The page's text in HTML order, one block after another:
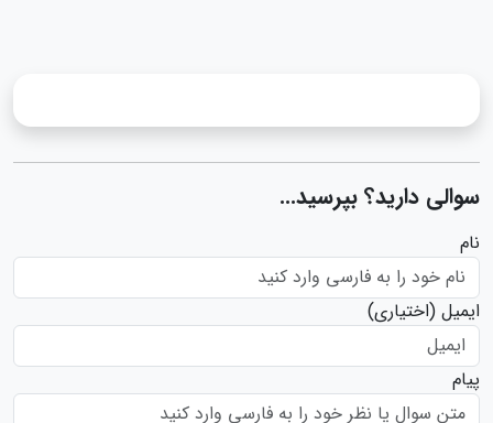
سوالی دارید؟ بپرسید...
نام
ایمیل (اختیاری)
پیام